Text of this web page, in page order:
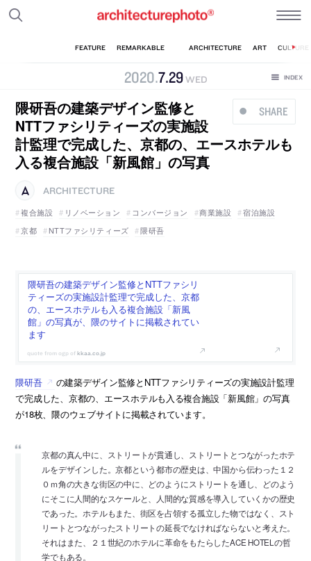
2020.7.29WED
SHARE
隈研吾の建築デザイン監修と
NTTファシリティーズの実施設
計監理で完成した、京都の、エースホテルも
入る複合施設「新風館」の写真
ARCHITECTURE
複合施設
リノベーション コンバージョン 商業施設
宿泊施設
京都
NTTファシリティーズ 隈研吾
隈研吾の建築デザイン監修とNTTファシリ
ティーズの実施設計監理で完成した、京都
の、エースホテルも入る複合施設「新風
館」の写真が、隈のサイトに掲載されてい
ます
kkaa.co.jp
隈研吾
の建築デザイン監修とNTTファシリティーズの実施設計監理
で完成した、京都の、エースホテルも入る複合施設「新風館」の写真
が18枚、隈のウェブサイトに掲載されています。
京都の真ん中に、ストリートが貫通し、ストリートとつながったホテ
ルをデザインした。京都という都市の歴史は、中国から伝わった１２
０ｍ角の大きな街区の中に、どのようにストリートを通し、どのよう
にそこに人間的なスケールと、人間的な質感を導入していくかの歴史
であった。ホテルもまた、街区を占領する孤立した物ではなく、スト
リートとつながったストリートの延長でなければならないと考えた。
それはまた、２１世紀のホテルに革命をもたらしたACE HOTELの哲
学でもある。